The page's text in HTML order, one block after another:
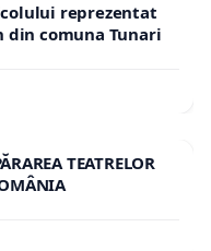
reprezentat
din comuna Tunari
TEATRELOR